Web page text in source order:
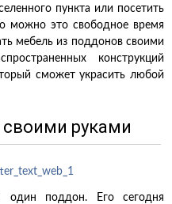
пункта или посетить
можно это свободное время
мебель из поддонов своими
конструкций
сможет украсить любой
руками
один поддон. Его сегодня